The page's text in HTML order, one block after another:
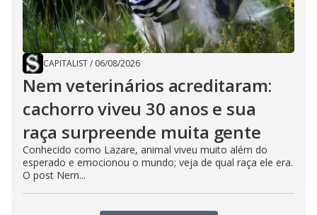
CAPITALIST/ 06/08/2026
Nem veterinários acreditaram:
cachorro viveu 30 anos e sua
raça surpreende muita gente
Conhecido como Lazare, animal viveu muito além do
esperado e emocionou o mundo; veja de qual raça ele era.
O post Nem...